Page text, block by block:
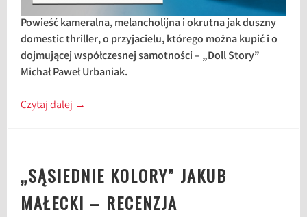
Powieść kameralna, melancholijna i okrutna jak duszny
domestic thriller, o przyjacielu, którego można kupić i o
dojmującej współczesnej samotności – „Doll Story”
Michał Paweł Urbaniak.
Czytaj dalej →
„SĄSIEDNIE KOLORY” JAKUB
MAŁECKI – RECENZJA